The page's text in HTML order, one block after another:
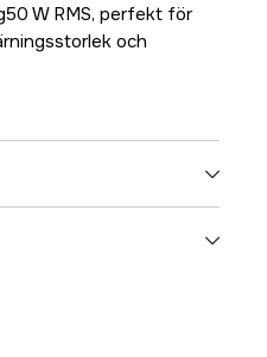
W RMS, perfekt för
och